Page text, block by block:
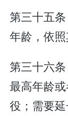
第三十五
年龄，依照
第三十六
最高年龄
役；需要